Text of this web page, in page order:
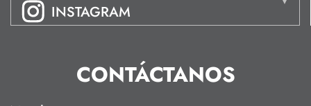
INSTAGRAM
CONTÁCTANOS